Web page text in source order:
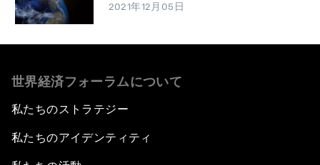
2021年12月05日
世界経済フォーラムについて
私たちのストラテジー
私たちのアイデンティティ